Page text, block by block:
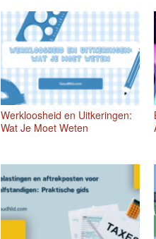
Werkloosheid en Uitkeringen:
Wat Je Moet Weten